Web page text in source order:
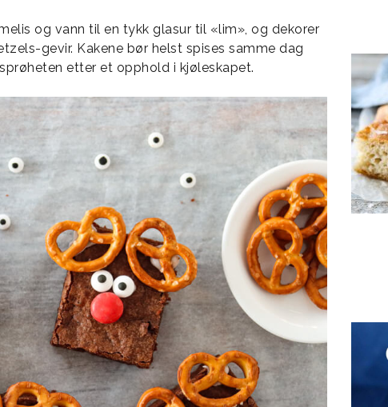
og vann til en tykk glasur til «lim», og dekorer
gevir. Kakene bør helst spises samme dag
etter et opphold i kjøleskapet.